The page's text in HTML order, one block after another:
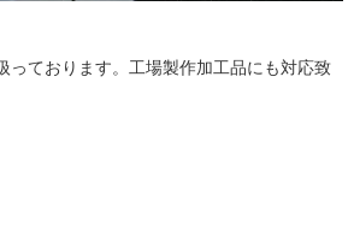
っております。工場製作加工品にも対応致